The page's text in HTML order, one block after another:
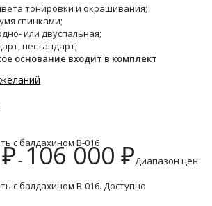
тонировки и окрашивания;
спинками;
или двуспальная;
нестандарт;
основание входит в комплект
с балдахином B-016
₽– 106 000 ₽Диапазон цен:
с балдахином B-016. Доступно